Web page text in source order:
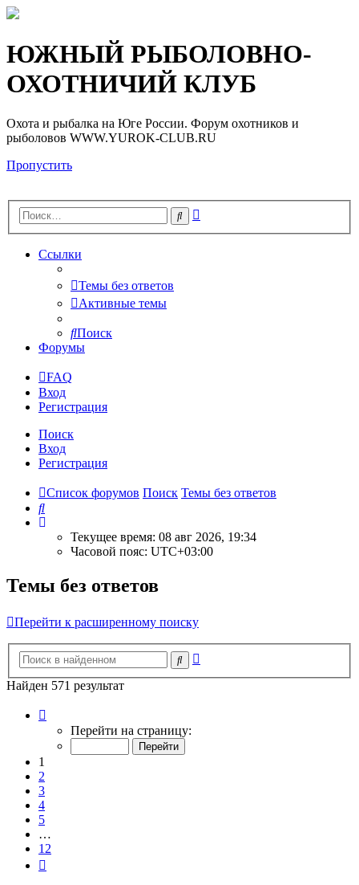
Регистрация
ЮЖНЫЙ РЫБОЛОВНО-
ОХОТНИЧИЙ КЛУБ
Охота и рыбалка на Юге России. Форум охотников и
рыболовов WWW.YUROK-CLUB.RU
Пропустить
Поиск
Ссылки
Темы без ответов
Активные темы
Поиск
Форумы
FAQ
Вход
Регистрация
Поиск
Вход
Регистрация
Список форумов Поиск Темы без ответов
Поиск
Текущее время: 08 авг 2026, 19:34
Часовой пояс: UTC+03:00
Темы без ответов
Перейти к расширенному поиску
Поиск
Найден 571 результат
Перейти на страницу:
1
2
3
4
5
…
12